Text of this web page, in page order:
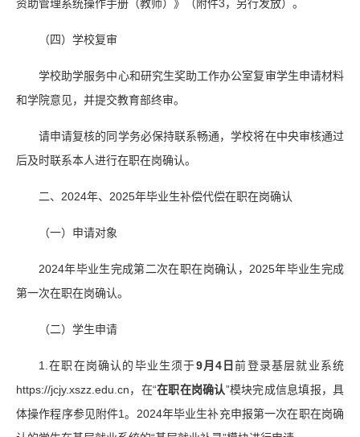
资助管理系统操作手册（教师）》（附件3，另行发放）。
（四）学校复审
学校助学服务中心和研究生奖助工作办公室复审学生申请材料
和学院意见，并提交教育部终审。
请申请复核的同学务必保持联系畅通，学校将在中央审核通过
后及时联系本人进行在职在岗确认。
二、2024年、2025年毕业生补偿代偿在职在岗确认
（一）申请对象
2024年毕业生完成第二次在职在岗确认，2025年毕业生完成
第一次在职在岗确认。
（二）学生申请
1.在职在岗确认的毕业生须于9月4 日前登录基层就业系统
https://jcjy.xszz.edu.cn，在“在职在岗确认”模块完成信息填报，具
体操作程序参见附件1。2024年毕业生补充申报第一次在职在岗确